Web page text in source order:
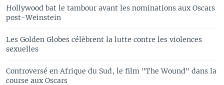
Hollywood bat le tambour avant les nominations aux Oscars
post-Weinstein
Les Golden Globes célèbrent la lutte contre les violences
sexuelles
Controversé en Afrique du Sud, le film "The Wound" dans la
course aux Oscars